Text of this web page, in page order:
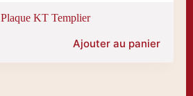
Plaque KT Templier
Ajouter au panier